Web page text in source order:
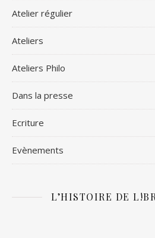
Atelier régulier
Ateliers
Ateliers Philo
Dans la presse
Ecriture
Evènements
L’HISTOIRE DE